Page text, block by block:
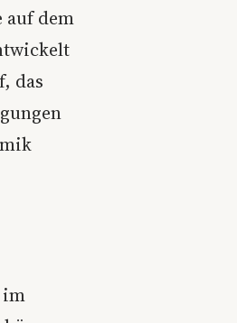
auf dem
das
im